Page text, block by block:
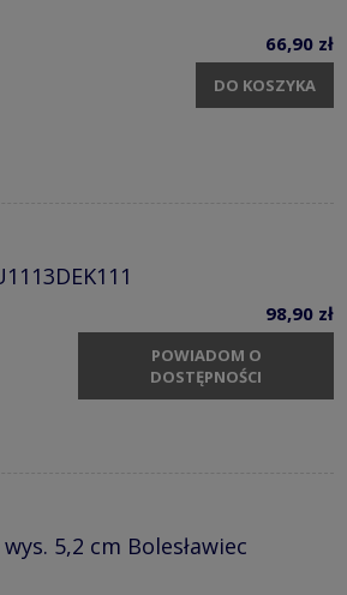
66,90 zł
DO KOSZYKA
98,90 zł
POWIADOM O
DOSTĘPNOŚCI
5,2 cm Bolesławiec